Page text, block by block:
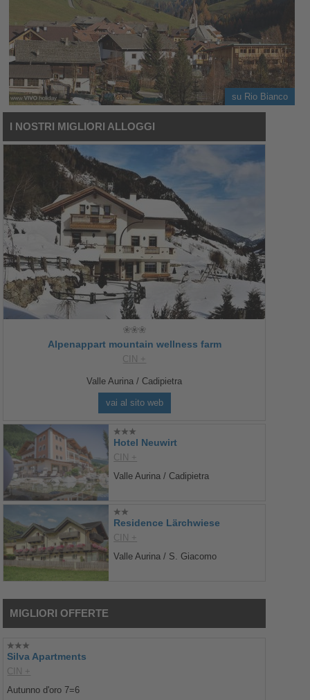
su Rio Bianco
I NOSTRI MIGLIORI ALLOGGI
Alpenappart mountain wellness farm
CIN +
Valle Aurina / Cadipietra
vai al sito web
Hotel Neuwirt
CIN +
Valle Aurina / Cadipietra
Residence Lärchwiese
CIN +
Valle Aurina / S. Giacomo
MIGLIORI OFFERTE
Silva Apartments
CIN +
Autunno d'oro 7=6